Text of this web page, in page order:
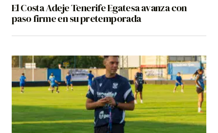
El Costa Adeje Tenerife Egatesa avanza con
paso firme en su pretemporada